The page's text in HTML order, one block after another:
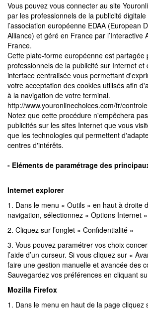
Vous pouvez vous connecter au site
par les professionnels de la publicité
l’association européenne EDAA (European
Alliance) et géré en France par l’Interactive
France.
Cette plate-forme européenne est partagée
professionnels de la publicité sur Internet et
interface centralisée vous permettant
votre acceptation des cookies utilisés afin
à la navigation de votre terminal.
http://www.youronlinechoices.com/fr/
Notez que cette procédure n'empêchera
publicités sur les sites Internet que vous
que les technologies qui permettent
centres d'intérêts.
- Eléments de paramétrage des
Internet explorer
1. Dans le menu « Outils » en haut à droite
navigation, sélectionnez « Options Internet »
2. Cliquez sur l’onglet « Confidentialité »
3. Vous pouvez paramétrer vos choix
l’aide d’un curseur. Si vous cliquez sur «
faire une gestion manuelle et avancée des
Sauvegardez vos préférences en cliquant
Mozilla Firefox
1. Dans le menu en haut de la page cliquez